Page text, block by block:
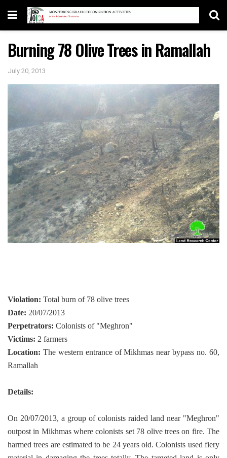
Burning 78 Olive Trees in Ramallah
July 20, 2013
Violation: Total burn of 78 olive trees
Date: 20/07/2013
Perpetrators: Colonists of "Meghron"
Victims: 2 farmers
Location: The western entrance of Mikhmas near bypass no. 60,
Ramallah
Details:
On 20/07/2013, a group of colonists raided land near "Meghron"
outpost in Mikhmas where colonists set 78 olive trees on fire. The
harmed trees are estimated to be 24 years old. Colonists used fiery